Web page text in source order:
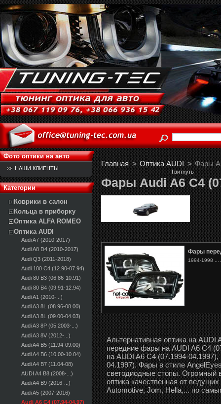
Фото оптики на авто
НАШИ КЛИЕНТЫ
Категории
Коврики в салон
Кольца в приборку
Оптика ALFA ROMEO
Оптика AUDI
Audi A7 (2010-2017)
Audi A8 D4 (2010-2017)
Audi Q3 (2011-2018)
Audi 100 С4 (12.90-07.94)
Audi 80 B3 (06.86-10.91)
Audi 80 B4 (09.91-12.94)
Audi A1 (2010-...)
Audi A3 8L (08.96-08.00)
Audi A3 8L (09.00-04.03)
Audi A3 8P (05.2003-...)
Audi A3 8V (2012-...)
Audi A4 B5 (11.94-09.00)
Audi A4 B6 (10.00-10.04)
Audi A4 B7 (11.04-08)
AUDI A4 B8 (2008-...)
Audi A4 B9 (2016-...)
Audi A5 (2007-2016)
Audi A6 C4 (07.94-04.97)
Главная > Оптика AUDI > Фары
Твитнуть
Фары Audi A6 C4
Фары
1994-1998 ...
Альтернативная оптика на AUDI
передние фары на AUDI A6 C4
на AUDI A6 C4 (07.1994-
04.1997). Фары в стиле
светодиодные стопы. Огромный
оптика качественная от
Automotive, Jom, Hella,... по